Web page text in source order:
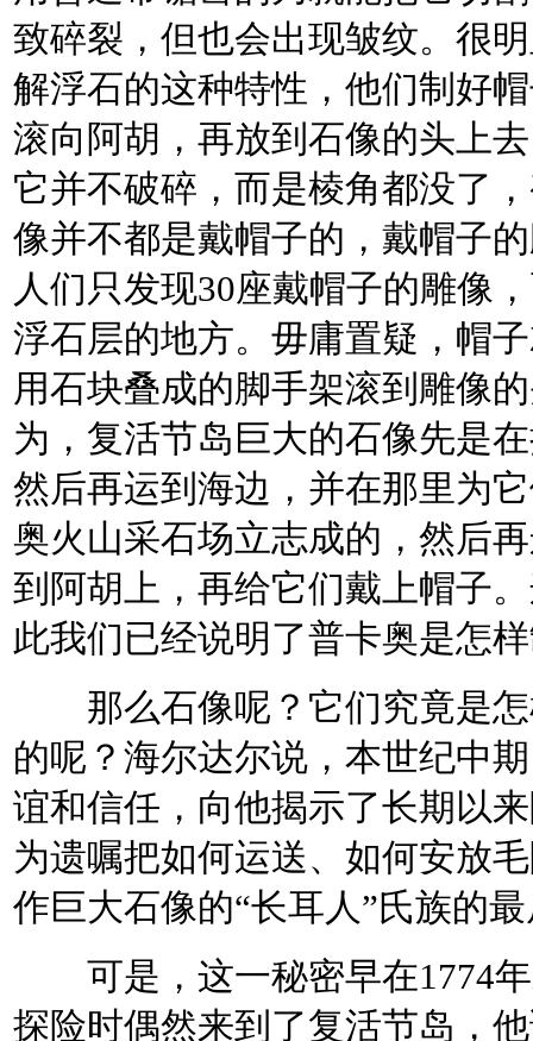
致碎裂，但也会出现皱纹。很
解浮石的这种特性，他们制好
滚向阿胡，再放到石像的头上
它并不破碎，而是棱角都没了
像并不都是戴帽子的，戴帽子
人们只发现30座戴帽子的雕像
浮石层的地方。毋庸置疑，帽
用石块叠成的脚手架滚到雕像
为，复活节岛巨大的石像先是
然后再运到海边，并在那里为
奥火山采石场立志成的，然后
到阿胡上，再给它们戴上帽子
此我们已经说明了普卡奥是怎
那么石像呢？它们究竟是怎
的呢？海尔达尔说，本世纪中
谊和信任，向他揭示了长期以
为遗嘱把如何运送、如何安放
作巨大石像的“长耳人”氏族的
可是，这一秘密早在1774年就被詹姆斯.库克揭开了。库克在航海探险时偶然来到了复活节岛，他详细考察了岛上的事项，并同当地的土人交谈。从而了解到了这一秘密：“雕像大概是用下列办法抬起来的：先把石头放到躺到在地的雕像顶端的下面，然后慢慢抬起石像的上端。 此时，垫底的石头就不断地被推入石像的基部，同时放入更多的支撑物。于是，巨大的石像就耸立在台基上了。至于普卡奥，则是顺着坡面或搭起的台面滚上去，最后竖立在石雕的头上。” 显然，这里没有什么秘密之处，古代复活节岛的雕刻家使用撬杠、绳索和支撑物，一点点把石像撬起来，直到它最后站立在平台的实际上为止。 1960年美国考古学家穆罗带领一批岛上居民把已经倾倒在地的7座重达16吨的雕像重新竖立起来，采用的也是这一方法。由于不熟练，第一座石像足足花了一个月的时间，后来时间就缩短了，最后一座石像只用了一个星期。复活节岛至今还保存着一些土堤的残余，雕像就是沿着这些土堤安放到台基上，并把帽子戴到头上去的。 那么，雕像又是怎样运送的呢？有一种流行的说法认为，人们先用撬杠、绳索等工具把匍伏平卧的石像搬到一个丫形弯底的大雪橇上，再在道路上铺满茅草和芦苇，人们拉着雪橇前进。搬运石像的速度很慢，一天只能走300米，。搬运一个雕像大约得花一个月时间。许多科学家都是这样认为的。为了证明这一点，海尔达尔 还特地做了一个试验。他让180名岛民在饱餐之后，在平地拉动一尊12吨重的雕像。如果试验成功了，那他就 可以说，当人数更多些，再加上撬杠，就能拖动更大的雕像。但这种模拟试验能说明什么呢？试验是在岛上唯一的海滨浴场阿那克湾的沙滩上进行的。但复活节岛却到处都是凝结了的熔岩、沟壑和缝隙，到处都是坑坑洼洼和小土堆。试验与实际相差太远了！人们在拉诺洛拉科火山上发现了几个独特的杯形洞。于是，有些研究者就认为这是巨大的水平绞车的遗迹，古代的雕刻家正是用这种绞车才把雕像顺着山坡放到山下去的。他们甚至还想象出杯形洞里装有木轴， 轴上绑着粗粗的绳索，有人甚至还指出了被绳子磨成的小槽。 遗憾的是，这只不过是一种想象力丰富的猜测而已。杯形洞的下面并没有采石场，山坡上也没有完工了的雕 像。所谓被绳子磨出的沟槽，是岩石长期风化的结果。而且杯形洞的直径都在一米以上。在这样一个荒芜的 小岛上，哪里会有这么粗的树干来做绞车的木轴呢？挪威考古队虽然在复活节岛上找到了棕榈化石的花粉， 但棕榈树也没有这么粗的树干，更何况复活节岛上的棕榈树早在人们雕刻石像以前很旧就绝种了呢。 杯形洞虽然不是什么绞车的遗迹，但却引起了人们的兴趣，因为它的大小正好和已经刨平、削尖了的圆锥体 状的石雕基部相同。杯形洞附近就有这样的雕像。这些洞是干什么的呢？或许，那些底部是楔形的雕像就是 用来装在杯形洞中的，以便把死者埋葬的更紧。但这一点还没有定论。 科学家们争论不休，复活节岛的居民却有自己的看法。他们从长辈的口中听说，他们的祖先在搬运石像时， 为了使路面光滑易走，人们就把烧熟了的土豆和薯蓣撒在地上。在复活节岛的传说中，也提到了运送石像的 事：石像是靠火山喷发时的力量或往昔时代的邪魔运用魔力一直走到平台跟前的。岛民们至今还异口同声的 说，毛阿伊在数百年前都是借助于海洋邪魔的神力自己移动的。他们指的“移动”，石说雕像从雕刻地点来 到拉诺洛拉科山麓。这里并没有谈到“搬运”，而是“自己移动”的。这倒有可能揭开秘密。 复活节岛的地质构造活动至今仍十分活跃，不仅是地球内部的震动。海浪的猛烈冲击也使小岛在不断地颤 动。人们曾在拉诺洛拉科火山南边的汤加利基湾做过一个非常简单的试验：在山崖的突出部分放上一只 装满水的杯子，杯中的水在海浪击岸时竟然被震的溅了出来。这间接地表明了岛上的土地震动能使雕像沿山 坡向下移动。 不止一次，在考古学家进行考古挖掘过后，岛上的居民就立即把挖掘坑填满，因为他们担心雕像会“逃到” 地下去。在拉诺洛拉科火山的山坡上，也确有一些巨型石雕“逃到”火山灰中去了。挪威考察队曾在那 里挖掘出一尊有船形装饰物的石雕，但几年过后，当苏联考察队上岛时，它已埋入土中80厘米了。 毫无疑问，拉诺洛拉克或山坡上的雕像，不论是火山口内坡还是外坡的，都会沿着坡面向下移动，落入 早已准备好的壁龛中。所以，最合理的解释是，岛上小型地震的结果，使雕像不断移动，直至滑入为他们准 备好的地点为止。 对于竖立在海边阿胡上的雕像，有些研究者认为它们并不是在拉诺洛拉科火山雕刻场雕好后再越过整个 岛屿运来的，雕刻它们的场地就在阿胡附近。 仔细观察雕像的岩石成分，人们就会发现它们是由五种岩石组成的，即拉诺卡奥火山的橄榄粗面岩、阿 那克纳湾的红色浮石、玄武玻璃凝灰岩、层凝灰岩和拉诺洛拉科火山的凝灰岩。拉诺洛拉科采石场 并不是岛上唯一的采石场，复活节岛的雕像也不都是在那里雕刻的，因为拉诺洛拉科火山的雕像没 有一尊被移到别处去过。 例如。屹立在祭祀城奥朗戈的那尊受人尊敬的著名雕像“霍阿哈卡那纳依阿”就根本不是在拉 诺洛拉科火山雕刻的，因为该雕像是由橄榄粗面岩雕成的，而拉诺洛拉科火山根本没有这种岩石。 这种岩石只有拉诺卡奥火山才有，奥朗戈一带的岩石也都是由这种岩石筑成的。这尊雕像的背部还刻有 一些宗教形的图案，和人鸟背部的花纹一样。这说明，它不是在别处雕成，再由人拖运到这里来的，而是就 地取材，就地雕凿，就地竖立起来的。 1886年，乌.汤姆逊在汤加利基阿胡的正墙上发现了雕像的碎片，它表明这座雕像也不是在拉诺洛拉科火 山雕成的，因为雕成它的石头是红色浮石，拉诺洛拉科采石场里根本没有这种石头。阿那克纳湾的雕像 也不是拉诺洛拉科火山的产物，因为它们都是用红色凝灰岩雕成的，这种岩石岛上到处都有，只有拉诺 洛拉科火山没有。而用这种岩石雕成的雕像碎片在岛上各处的阿胡和建筑物中都可以看到。 同时，复活节岛许多地方的岩石都和拉诺洛拉科火山用来雕刻石像的岩石相同。在这种情况下，岛民们 为什么一定要在拉诺洛拉科火山那里雕成石像，再拖着它们翻山越岭运到各处呢？1868年来到复活节岛 的帕列曼尔医生就不把拉诺洛拉科火山，而是把奥杜依基火山称作巨型雕像的摇篮，因为那里有适于雕 刻石像的岩石。 所以，屹立在海边的雕像，并不是如许多人所说的那样，是在拉诺洛拉科火山雕成后再运到海边，而是 就在雕像的附近雕成的。 巨人轰然倒地 本来，复活节岛是以巨大的石像而闻名于世的。这些耸立在阿胡之上的石头巨人以它那独特的形象和神韵， 给复活节岛增添了无穷的神秘色彩。 可是现在，当人们踏上复活节岛的土地时，却发现这些雄伟的石头巨人默默无语地躺倒在地，与杂草为伴， 同泥土为伍，有的没了脑袋，有的缺鼻少耳，还有的更惨，整个身躯都摔成了碎块。 这一切是怎样发生的？是什么力量把石像推倒在地？如果是人，那他们究竟是谁，又是为了什么推倒石像？ 如果是自然之力，那又是何种自然力？或许是象某些人所说的，是某种超乎自然的神奇之力吧？ 人们对此提出了各种假设，搬出了各种各样神奇的理论。有的说是一块大陨石从天宇降落在复活节岛上，随 着陨石落地的轰然巨响，岛上的雕像也不幸倒地了。有的说是岛上的领袖人物突然失去理智，下令让他的臣 民推倒了雕像。或者是兄弟亲友之间有了隔阂，互相残杀，而雕像作为倒霉的第三者成为他们互相发泄怒气 的对象。还有的人认为这是由于外星人的宇宙飞船离地起飞，把所有的雕像都震倒在地了。 不愧是奇特的假设，十分吸引人，但其中的可信程度究竟有多少呢？ 在这么多假设之中，有一种假设引起人们的广泛兴趣；复活节岛上的雕像是在同一时刻骤然倒地的。不仅如 此，连采石场里建造新雕像的工作也是突然停止的。许多人文学家、考古学家都相信这一理论。他们认为岛 上突然发生了某种巨大的灾难，所以雕像才同时倒地。这种突然的灾难，可能是来自大洋彼岸的掠夺者的突 然袭击，也可能是岛上发生了奴隶起义，或者是岛上两个部族发生了内讧，那些石像的雕刻家们不幸在这场 相互残杀中丧生了。 其中，得到许多人支持的理论是大名鼎鼎的海尔达尔提出的假设。他认为雕像之所以倒地，那是因为建造雕 像的“长耳人”和“短耳人”宗教狂之间发生了可怕的内讧和残杀。他说：“当罗格文在欧洲的观众面前揭 起复活节岛的神秘帷幕之时，那里的表演已经基本结束，主要的角色已经离开了舞台。”他竭力使他的支持 者相信，这一灾难发生在1680年，获胜的“短耳朵”野蛮人把“长耳朵”雕刻家统统烧死在岛子东边的一条 壕沟里了。“长耳人”所创造的这一令人惊叹的文化也随之被消灭了，因为获胜者推翻了石头巨人，而他们 自己又不会雕刻石像。 多么富有浪漫色彩的假设，娓娓动听，也十分惑人。 但事实真的是如此吗？ 1722年，荷兰海军上将雅各布.罗格文一行来到了复活节岛，他是第一个看到岛上巨大石像的欧洲人。他受到 了岛上好客而又热情的土著居民们的热烈欢迎，他看到了岛上居民甚至是带着幼稚的信任感来接待来到岛上 的每一个外来人，他也亲眼看到了“长耳人”十分虔诚地崇拜那些雕像。 五十年后，伟大的探险家詹姆斯.库克也来到了复活节岛。他看到岛上那些心地善良的居民，其中就有“长耳 朵”的白种人，也看到了岛上的阿胡和头上戴着普卡奥的毛阿伊。他也了解到岛上居民用波利尼西亚语把雕 像叫做“阿利基”，即“头领”的意思。而且每一尊雕像都有一个代表具体头领的名字。 他发现，岛上有许多雕像遭到了破坏，躺倒在地，被击成许多碎块，岛上的居民也突然缩减到六、七百人。 库克认为，复活节岛曾经经历过一场灾难。 随后，两艘法国船在弗.拉佩鲁斯的率领下于1786年来到了复活节岛。他们测量了小岛的海岸线，还给岛民们 留下了种子、山羊和家畜。随船来的画家还画了不少生动的写生画，其中一幅画着阿那克纳湾中的阿湖，另 一幅则画下了拉诺洛拉科火山外坡上的雕像，有一些画上的石像头上还戴着红帽子。 1804年，俄国船“涅瓦”号在尤利.利扬斯基船长的指挥下首次拜访了复活节岛。为了弄清复活节岛究竟有多 少雕像，他驾船绕岛航行了三圈。他令人十分信服地指出：当时总共有22尊站立着的雕像，其中4尊在汉加洛 阿小海湾，8尊在北岸，9尊在东岸，1尊在岛屿深处。他还指出，在一个名叫汤加利基的阿湖上，所有的雕像 都已倒地，其中一尊雕像摔得只剩下一小半。至今，这一小半雕像的残骸还留在那里。同时，他还描绘了岛 民们的独特住房，它们很大，象一艘反扣在地上的小船，能住40人。 尤利.利扬斯基的考察说明，在上个世纪初的时候，岛上还有10%的雕像站立在底座上。11年后，俄国“留利 克”号船长奥托.科采布在拜访复活节岛时看到，耸立在北岸的那8尊雕像有6尊躺倒在地了，